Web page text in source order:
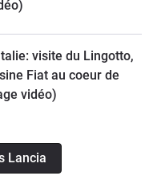
visite du Lingotto,
Fiat au coeur de
vidéo)
Lancia